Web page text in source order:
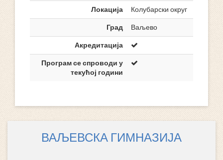
Локација
Колубарски округ
Град
Ваљево
Акредитација
Програм се спроводи у
текућој години
ВАЉЕВСКА ГИМНАЗИЈА